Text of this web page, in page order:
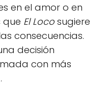
en el amor o en
que El Loco sugiere
consecuencias.
decisión
con más